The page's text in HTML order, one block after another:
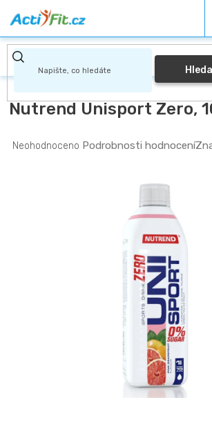
na
obsah
Nutrend Unisport Zero,
Průměrné
Neohodnoceno Podrobnosti hodnocení